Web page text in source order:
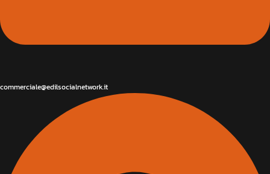
commerciale@edilsocialnetwork.it